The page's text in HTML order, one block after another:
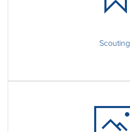
Scouting